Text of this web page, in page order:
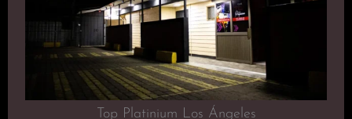
Top Platinium Los Ángeles